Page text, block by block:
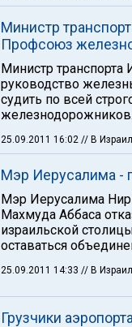
Министр
Профсоюз
Министр транспорта
руководство
судить по всей
железнодорожников.
25.09.2011 16:02 // В
Мэр Иерусалима -
Мэр Иерусалима
Махмуда Аббаса
израильской
оставаться
25.09.2011 14:33 // В
Грузчики